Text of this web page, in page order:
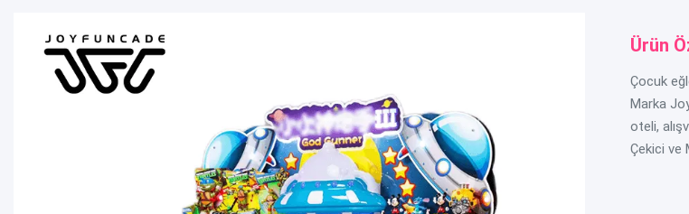
Ürün
Çocuk
Marka
oteli,
Çekici ve